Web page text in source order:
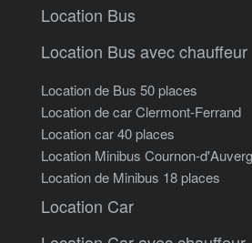
Location Bus
Location Bus avec chauffeur
Location de Bus 50 places
Location de car Clermont-Ferrand
Location car 40 places
Location Minibus Cournon-
Location de Minibus 18 places
Location Car